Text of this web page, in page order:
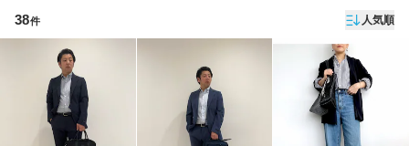
38件 人気順
コーディネート一覧